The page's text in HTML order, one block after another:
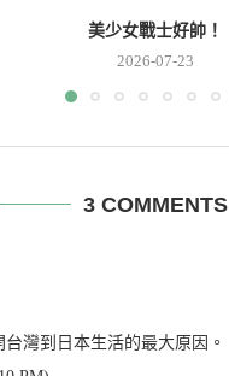
美少女戰士好帥！
2026-07-23
3 COMMENTS
灣到日本生活的最大原因。